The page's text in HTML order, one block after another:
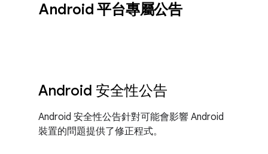
Android 平台專屬公告
Android 安全性公告
Android 安全性公告針對可能會影響 Android
裝置的問題提供了修正程式。